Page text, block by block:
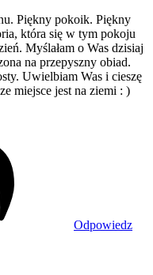
Piękny pokoik. Piękny
która się w tym pokoju
Myślałam o Was dzisiaj
na przepyszny obiad.
Uwielbiam Was i cieszę
miejsce jest na ziemi : )
Odpowiedz